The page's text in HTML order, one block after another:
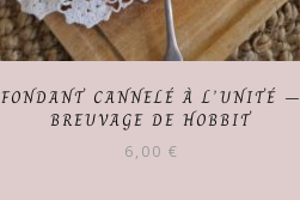
FONDANT CANNELÉ À L’UNITÉ –
BREUVAGE DE HOBBIT
6,00 €